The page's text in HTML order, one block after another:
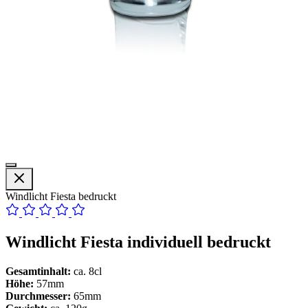
Windlicht Fiesta bedruckt
Windlicht Fiesta individuell bedruckt
Gesamtinhalt: ca. 8cl
Höhe: 57mm
Durchmesser: 65mm